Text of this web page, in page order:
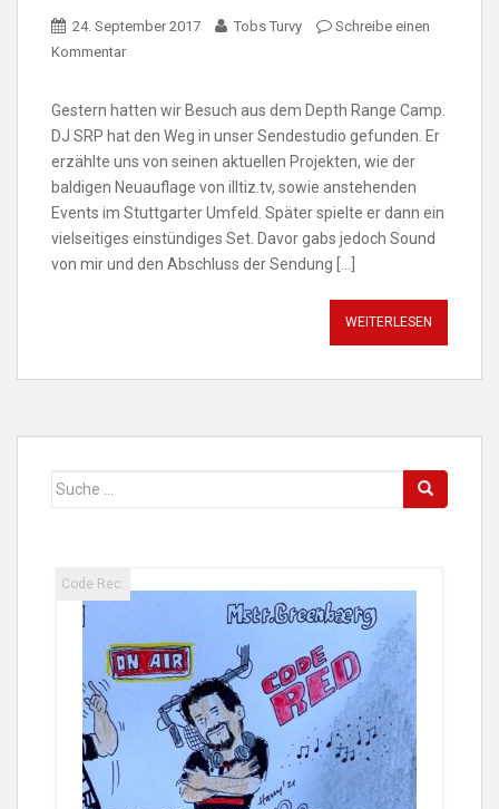
24. September 2017 Tobs Turvy
Schreibe einen
Kommentar
Gestern hatten wir Besuch aus dem Depth Range Camp.
DJ SRP hat den Weg in unser Sendestudio gefunden. Er
erzählte uns von seinen aktuellen Projekten, wie der
baldigen Neuauflage von illtiz.tv, sowie anstehenden
Events im Stuttgarter Umfeld. Später spielte er dann ein
vielseitiges einstündiges Set. Davor gabs jedoch Sound
von mir und den Abschluss der Sendung […]
WEITERLESEN
Suche
Code Rec.